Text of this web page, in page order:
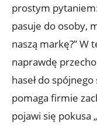
prostym
pasuje do osoby,
naszą markę?” W
naprawdę
haseł do
pomaga firmie
pojawi się pokusa